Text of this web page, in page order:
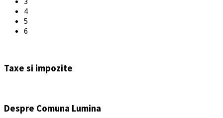
4
5
6
calendar
Taxe si impozite
Despre Comuna Lumina